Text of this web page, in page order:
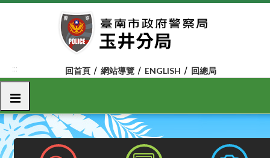
跳
容
塊
::: 回首頁 網站導覽 ENGLISH 回總局
選單